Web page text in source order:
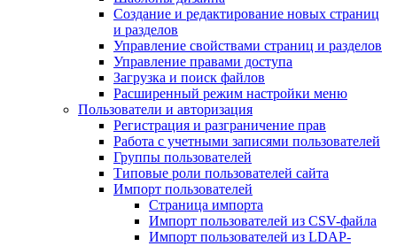
Создание и редактирование новых страниц
и разделов
Управление свойствами страниц и разделов
Управление правами доступа
Загрузка и поиск файлов
Расширенный режим настройки меню
Пользователи и авторизация
Регистрация и разграничение прав
Работа с учетными записями пользователей
Группы пользователей
Типовые роли пользователей сайта
Импорт пользователей
Страница импорта
Импорт пользователей из CSV-файла
Импорт пользователей из LDAP-